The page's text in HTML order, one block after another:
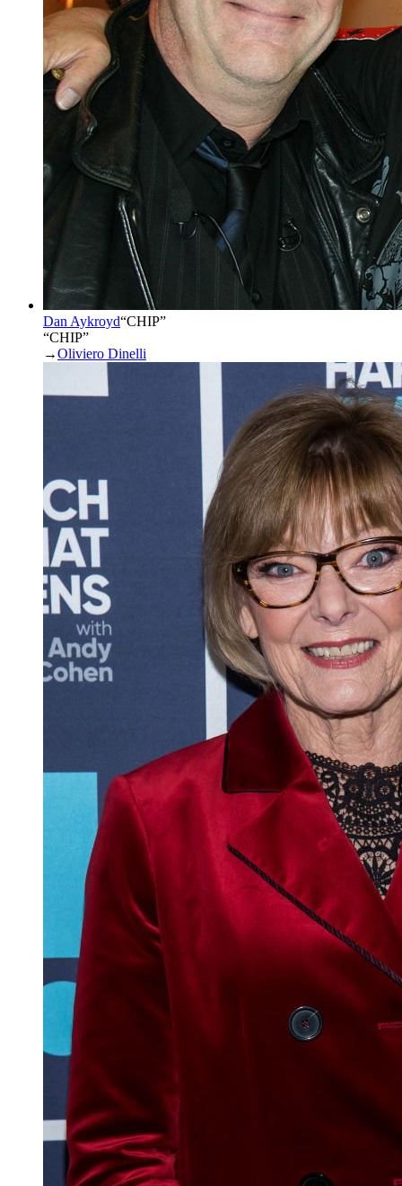
Dan Aykroyd“CHIP”
“CHIP”
→Oliviero Dinelli